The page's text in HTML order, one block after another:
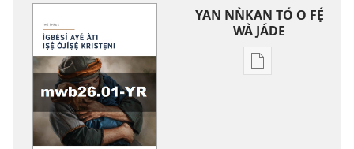
YAN NǸKAN TÓ O FẸ́
WÀ JÁDE
Bó